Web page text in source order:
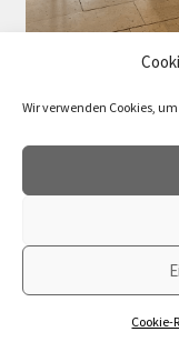
Wir verwenden Cookies,